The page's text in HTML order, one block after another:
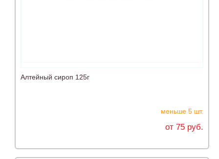
Алтейный сироп 125г
меньше 5 шт.
от 75 руб.